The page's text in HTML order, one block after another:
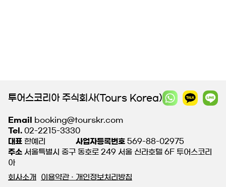
투어스코리아 주식회사(Tours Korea)
Email
booking@tourskr.com
Tel. 02-2215-3330
대표 한예리 사업자등록번호 569-88-02975
주소 서울특별시 중구 동호로 249 서울 신라호텔 6F 투어스코리
아
회사소개
이용약관 · 개인정보처리방침